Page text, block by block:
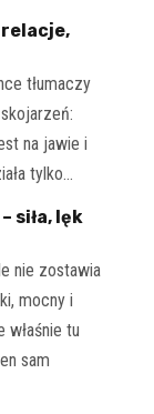
tłumaczy
na jawie i
tylko…
siła, lęk
nie zostawia
mocny i
właśnie tu
sam